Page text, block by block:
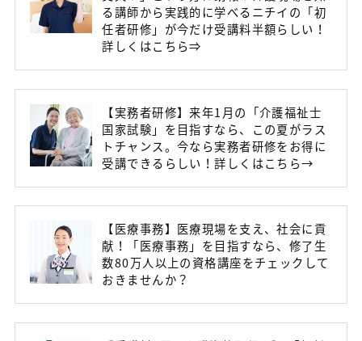
る講師から実践的に学べるニチイの「初
任者研修」が今だけ受講料半額らしい！
詳しくはこちら⇒
【実務者研修】来年1月の「介護福祉士
国家試験」を目指すなら、この夏がラス
トチャンス。今なら実務者研修をお得に
受講できるらしい！詳しくはこちら→
【医療事務】医療現場を支え、社会に貢
献！「医療事務」を目指すなら、修了生
数80万人以上の資格講座をチェックして
おきませんか？